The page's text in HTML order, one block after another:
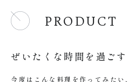
PRODUCT
ぜいたくな時間を過ごす
今度はこんな料理を作ってみたい、